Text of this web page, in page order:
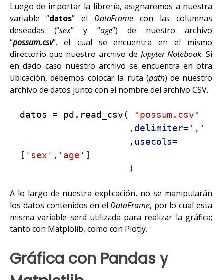
Luego de importar la librería, asignaremos a nuestra
variable “datos” el DataFrame con las columnas
deseadas (“sex” y “age”) de nuestro archivo
“possum.csv”,el cual se encuentra en el mismo
directorio que nuestro archivo de Jupyter Notebook. Si
en dado caso nuestro archivo se encuentra en otra
ubicación, debemos colocar la ruta (path) de nuestro
archivo de datos junto con el nombre del archivo CSV.
datos = pd.read_csv(
"possum.csv"
, delimiter= ','
, usecols=
[ 'sex' , 'age' ]
)
A lo largo de nuestra explicación, no se manipularán
los datos contenidos en el DataFrame, por lo cual esta
misma variable será utilizada para realizar la gráfica;
tanto con Matplolib, como con Plotly.
Gráfica con Pandas y